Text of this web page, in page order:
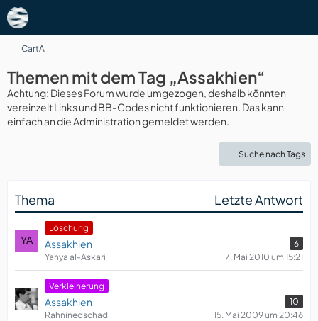
CartA
Themen mit dem Tag „Assakhien“
Achtung: Dieses Forum wurde umgezogen, deshalb könnten
vereinzelt Links und BB-Codes nicht funktionieren. Das kann
einfach an die Administration gemeldet werden.
Suche nach Tags
Thema Letzte Antwort
Löschung
Assakhien
6
Yahya al-Askari
7. Mai 2010 um 15:21
Verkleinerung
Assakhien
10
Rahninedschad
15. Mai 2009 um 20:46